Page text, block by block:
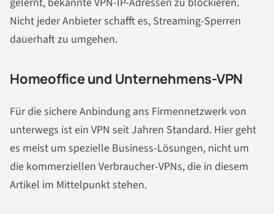
Nicht jeder Anbieter schafft es, Streaming-Sperren
dauerhaft zu umgehen.
Homeoffice und Unternehmens-VPN
Für die sichere Anbindung ans Firmennetzwerk von
unterwegs ist ein VPN seit Jahren Standard. Hier geht
es meist um spezielle Business-Lösungen, nicht um
die kommerziellen Verbraucher-VPNs, die in diesem
Artikel im Mittelpunkt stehen.